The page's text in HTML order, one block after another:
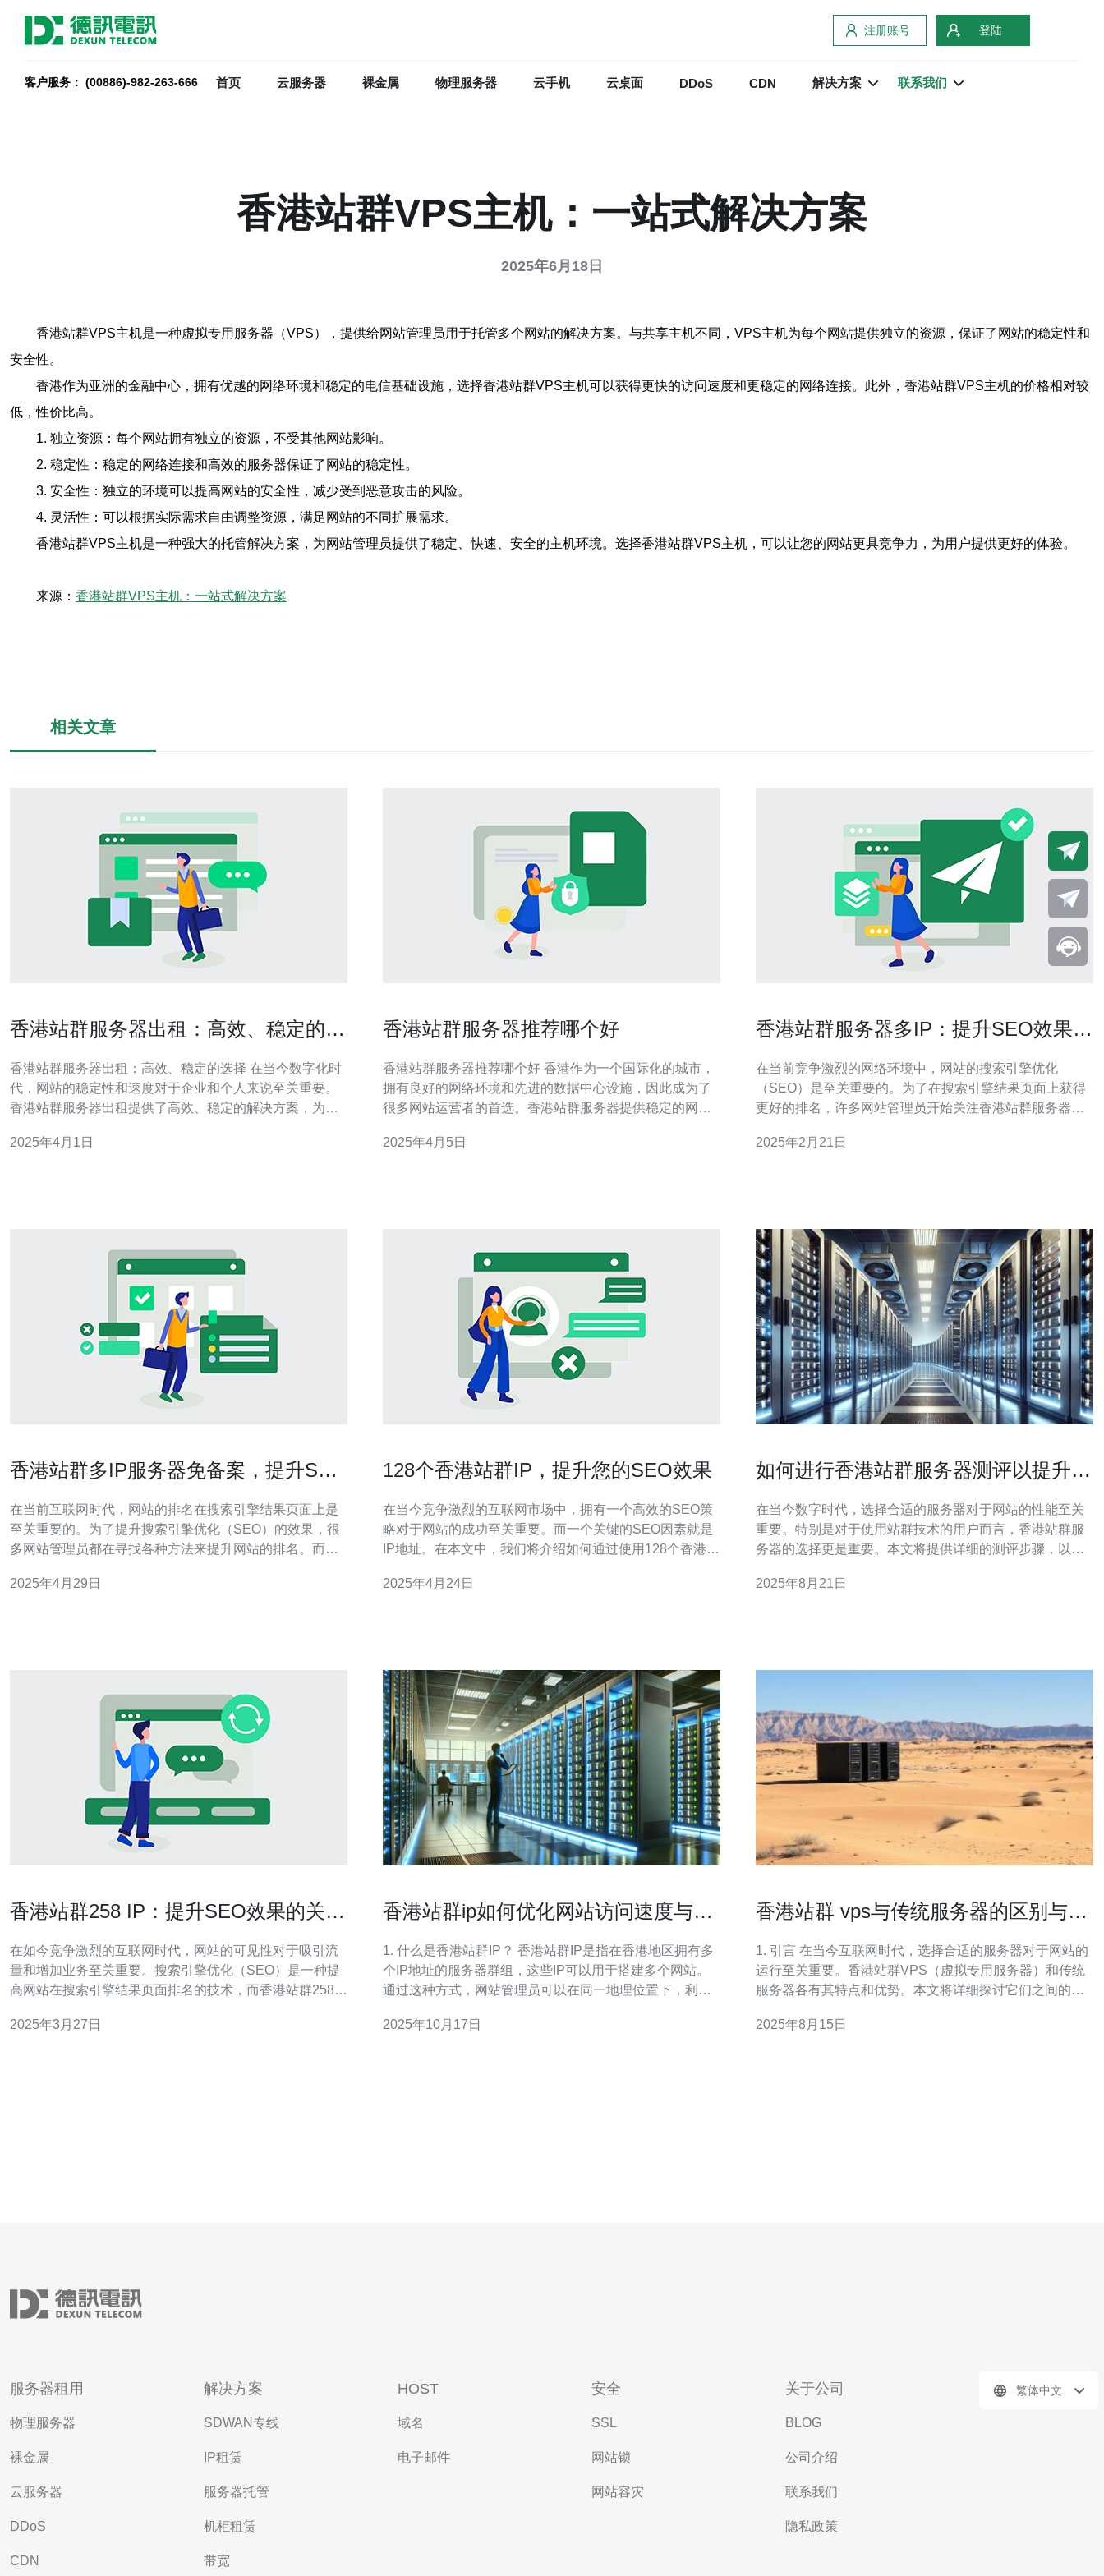
注册账号 登陆
客户服务： (00886)-982-263-666 首页 云服务器 裸金属 物理服务器 云手机 云桌面 DDoS CDN 解决方案 联系我们
香港站群VPS主机：一站式解决方案
2025年6月18日
香港站群VPS主机是一种虚拟专用服务器（VPS），提供给网站管理员用于托管多个网站的解决方案。与共享主机不同，VPS主机为每个网站提供独立的资源，保证了网站的稳定性和
安全性。
香港作为亚洲的金融中心，拥有优越的网络环境和稳定的电信基础设施，选择香港站群VPS主机可以获得更快的访问速度和更稳定的网络连接。此外，香港站群VPS主机的价格相对较
低，性价比高。
1. 独立资源：每个网站拥有独立的资源，不受其他网站影响。
2. 稳定性：稳定的网络连接和高效的服务器保证了网站的稳定性。
3. 安全性：独立的环境可以提高网站的安全性，减少受到恶意攻击的风险。
4. 灵活性：可以根据实际需求自由调整资源，满足网站的不同扩展需求。
香港站群VPS主机是一种强大的托管解决方案，为网站管理员提供了稳定、快速、安全的主机环境。选择香港站群VPS主机，可以让您的网站更具竞争力，为用户提供更好的体验。
来源： 香港站群VPS主机：一站式解决方案
相关文章
香港站群服务器出租：高效、稳定的选
香港站群服务器出租：高效、稳定的选择 在当今数字化时
代，网站的稳定性和速度对于企业和个人来说至关重要。
香港站群服务器出租提供了高效、稳定的解决方案，为用
器出租的优势，以及为什么选择这种服务。 香港站群服务
2025年4月1日
香港站群服务器推荐哪个好
香港站群服务器推荐哪个好 香港作为一个国际化的城市，
拥有良好的网络环境和先进的数据中心设施，因此成为了
很多网站运营者的首选。香港站群服务器提供稳定的网络
网站来说，选择香港站群服务器是一个明智的决策。 在选
2025年4月5日
香港站群服务器多IP：提升SEO效果的
在当前竞争激烈的网络环境中，网站的搜索引擎优化
（SEO）是至关重要的。为了在搜索引擎结果页面上获得
更好的排名，许多网站管理员开始关注香港站群服务器多
关键作用。 什么是香港站群服务器多IP？ 香港站群服务器
2025年2月21日
香港站群多IP服务器免备案，提升SEO
在当前互联网时代，网站的排名在搜索引擎结果页面上是
至关重要的。为了提升搜索引擎优化（SEO）的效果，很
多网站管理员都在寻找各种方法来提升网站的排名。而香
绍香港站群多IP服务器免备案的优势以及如何利用它来提
2025年4月29日
128个香港站群IP，提升您的SEO效果
在当今竞争激烈的互联网市场中，拥有一个高效的SEO策
略对于网站的成功至关重要。而一个关键的SEO因素就是
IP地址。在本文中，我们将介绍如何通过使用128个香港站
个独立IP地址的网络。这些IP地址可以用于创建多个网
2025年4月24日
如何进行香港站群服务器测评以提升性
在当今数字时代，选择合适的服务器对于网站的性能至关
重要。特别是对于使用站群技术的用户而言，香港站群服
务器的选择更是重要。本文将提供详细的测评步骤，以帮
器是指通过多个服务器节点来托管多个网站的技术。这种
2025年8月21日
香港站群258 IP：提升SEO效果的关键
在如今竞争激烈的互联网时代，网站的可见性对于吸引流
量和增加业务至关重要。搜索引擎优化（SEO）是一种提
高网站在搜索引擎结果页面排名的技术，而香港站群258
群258 IP的定义、优势以及相关的关键策略。 香港站群
2025年3月27日
香港站群ip如何优化网站访问速度与稳
1. 什么是香港站群IP？ 香港站群IP是指在香港地区拥有多
个IP地址的服务器群组，这些IP可以用于搭建多个网站。
通过这种方式，网站管理员可以在同一地理位置下，利用
一个网络基础设施完善的地区，具备优质的网络连接和较
2025年10月17日
香港站群 vps与传统服务器的区别与优
1. 引言 在当今互联网时代，选择合适的服务器对于网站的
运行至关重要。香港站群VPS（虚拟专用服务器）和传统
服务器各有其特点和优势。本文将详细探讨它们之间的区
选择。 2. 香港站群VPS的定义 香港站群VPS是指在香港地
2025年8月15日
服务器租用
物理服务器
裸金属
云服务器
DDoS
CDN
解决方案
SDWAN专线
IP租赁
服务器托管
机柜租赁
带宽
HOST
域名
电子邮件
安全
SSL
网站锁
网站容灾
关于公司
BLOG
公司介绍
联系我们
隐私政策
繁体中文